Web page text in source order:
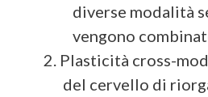
diverse modalità
vengono
2. Plasticità cross-
del cervello di